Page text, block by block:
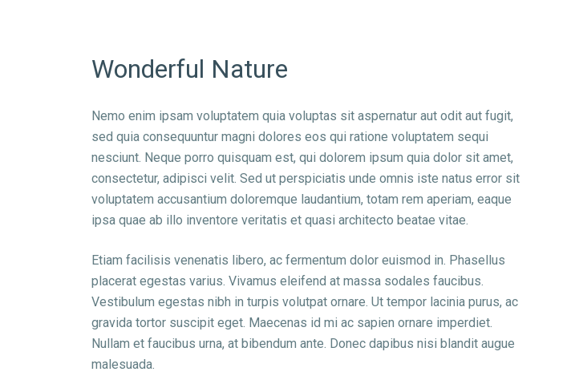
Wonderful Nature
Nemo enim ipsam voluptatem quia voluptas sit aspernatur aut odit aut fugit,
sed quia consequuntur magni dolores eos qui ratione voluptatem sequi
nesciunt. Neque porro quisquam est, qui dolorem ipsum quia dolor sit amet,
consectetur, adipisci velit. Sed ut perspiciatis unde omnis iste natus error sit
voluptatem accusantium doloremque laudantium, totam rem aperiam, eaque
ipsa quae ab illo inventore veritatis et quasi architecto beatae vitae.
Etiam facilisis venenatis libero, ac fermentum dolor euismod in. Phasellus
placerat egestas varius. Vivamus eleifend at massa sodales faucibus.
Vestibulum egestas nibh in turpis volutpat ornare. Ut tempor lacinia purus, ac
gravida tortor suscipit eget. Maecenas id mi ac sapien ornare imperdiet.
Nullam et faucibus urna, at bibendum ante. Donec dapibus nisi blandit augue
malesuada.